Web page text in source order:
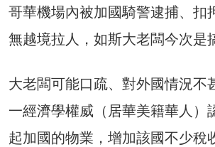
哥華機場內被加國騎警逮捕、扣
無越境拉人，如斯大老闆今次是
大老闆可能口疏、對外國情況不
一經濟學權威（居華美籍華人）
起加國的物業，增加該國不少稅